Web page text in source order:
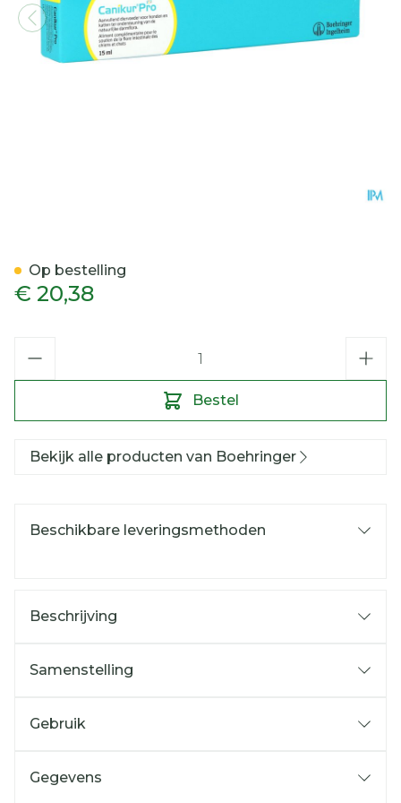
€ 20,38
Bestel
Op bestelling
Bekijk alle producten van Boehringer
Beschikbare leveringsmethoden
Beschrijving
Samenstelling
Gebruik
Gegevens